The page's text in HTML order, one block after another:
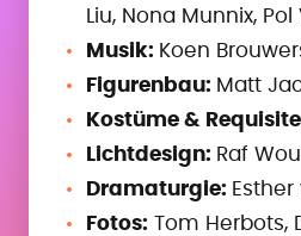
Liu, Nona Munnix,
Musik: Koen
Figurenbau: Matt
Kostüme &
Lichtdesign: Raf
Dramaturgie:
Fotos: Tom Herbots,